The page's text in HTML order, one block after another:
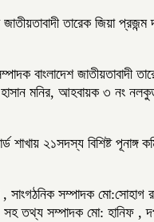
তারেক জিয়া
বাংলাদেশ জাতীয়তাবাদী
হাসান মনির, আহবায়ক ৩
শাখায় ২১সদস্য বিশিষ্ট
সাংগঠনিক সম্পাদক
তথ্য সম্পাদক মো: